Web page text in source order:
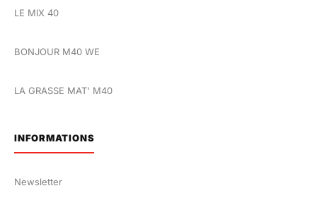
LE MIX 40
BONJOUR M40 WE
LA GRASSE MAT' M40
INFORMATIONS
Newsletter